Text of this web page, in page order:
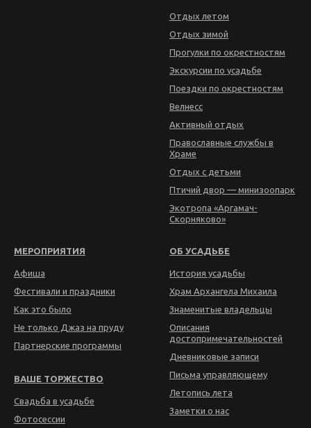
Отдых летом
Отдых зимой
Прогулки по окрестностям
Экскурсии по усадьбе
Поездки по окрестностям
Велнесс
Активный отдых
Православные службы в
Храме
Отдых с детьми
Птичий двор — минизоопарк
Экотропа «Аргамач-
Скорняково»
МЕРОПРИЯТИЯ
Афиша
Фестивали и праздники
Как это было
Не только Джаз на пруду
Партнерские программы
ВАШЕ ТОРЖЕСТВО
Свадьба в усадьбе
Фотосессии
ОБ УСАДЬБЕ
История усадьбы
Храм Архангела Михаила
Знаменитые владельцы
Описания
достопримечательностей
Дневниковые записи
Письма управляющему
Летопись лета
Заметки о нас